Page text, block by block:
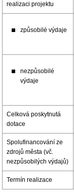
realizaci projektu
způsobilé výdaje
nezpůsobilé
výdaje
Celková poskytnutá
dotace
Spolufinancování ze
zdrojů města (vč.
nezpůsobilých výdajů)
Termín realizace